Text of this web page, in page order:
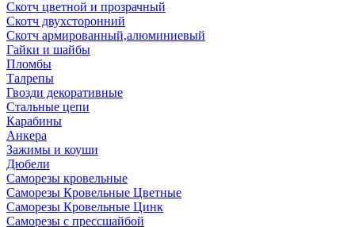
Скотч цветной и прозрачный
Скотч двухсторонний
Скотч армированный,алюминиевый
Гайки и шайбы
Пломбы
Талрепы
Гвозди декоративные
Стальные цепи
Карабины
Анкера
Зажимы и коуши
Дюбели
Саморезы кровельные
Саморезы Кровельные Цветные
Саморезы Кровельные Цинк
Саморезы с прессшайбой